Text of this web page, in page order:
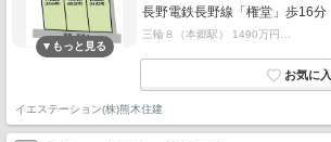
長野電鉄長野線「権堂」歩16分
三輪８（本郷駅） 1490万円…
イエステーション(株)熊木住建